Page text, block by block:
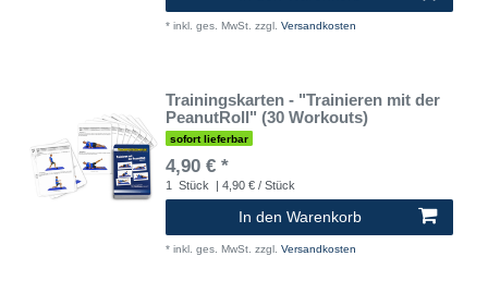
* inkl. ges. MwSt. zzgl. Versandkosten
Trainingskarten - "Trainieren mit der
PeanutRoll" (30 Workouts)
sofort lieferbar
4,90 € *
1 Stück | 4,90 € / Stück
In den Warenkorb
* inkl. ges. MwSt. zzgl. Versandkosten